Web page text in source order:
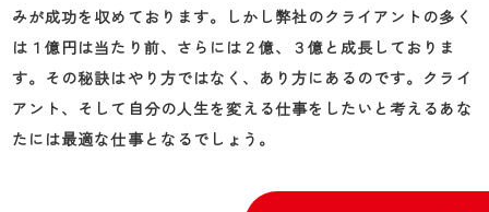
みが成功を収めております。しかし弊社のクライアントの多く
は１億円は当たり前、さらには２億、３億と成長しておりま
す。その秘訣はやり方ではなく、あり方にあるのです。クライ
アント、そして自分の人生を変える仕事をしたいと考えるあな
たには最適な仕事となるでしょう。